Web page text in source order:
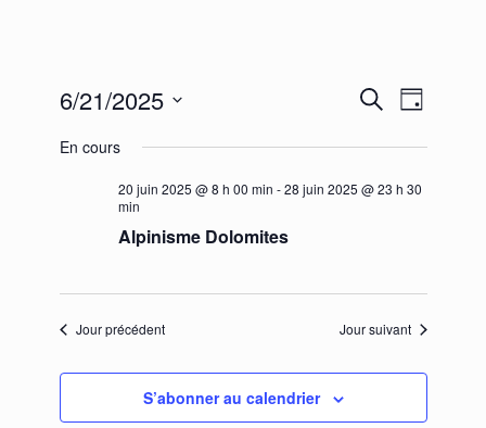
Recherche
de
Évènements
RechercheNavigation
de
Évènement
Jour
6/21/2025
une
En cours
20 juin 2025 @ 8 h 00 min -28 juin 2025 @ 23 h 30
min
Alpinisme Dolomites
Jour précédent Jour suivant
S’abonner au calendrier